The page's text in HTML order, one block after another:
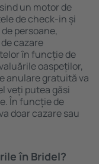
un motor de
de check-in și
persoane,
cazare
în funcție de
oaspeților,
anulare gratuită va
veți putea găsi
În funcție de
doar cazare sau
în Bridel?